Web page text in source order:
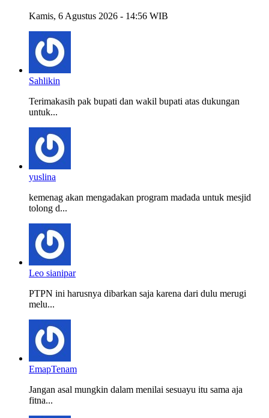
Kamis, 6 Agustus 2026 - 14:56 WIB
Sahlikin
Terimakasih pak bupati dan wakil bupati atas dukungan
untuk...
yuslina
kemenag akan mengadakan program madada untuk mesjid
tolong d...
Leo sianipar
PTPN ini harusnya dibarkan saja karena dari dulu merugi
melu...
EmapTenam
Jangan asal mungkin dalam menilai sesuayu itu sama aja
fitna...